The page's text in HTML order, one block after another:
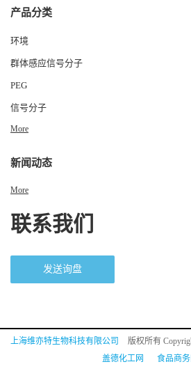
产品分类
环境
群体感应信号分子
PEG
信号分子
More
新闻动态
More
联系我们
发送询盘
上海维亦特生物科技有限公司 版权所有
盖德化工网
食品商务